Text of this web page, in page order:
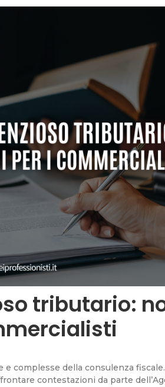
tributario:
complesse della consulenza
contestazioni da parte